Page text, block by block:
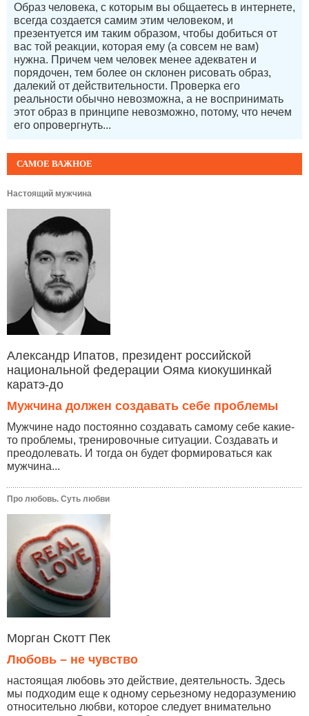
САМОЕ ВАЖНОЕ
Настоящий мужчина
Александр Ипатов, президент российской
национальной федерации Ояма киокушинкай
каратэ-до
Мужчина должен создавать себе проблемы
Мужчине надо постоянно создавать самому себе какие-
то проблемы, тренировочные ситуации. Создавать и
преодолевать. И тогда он будет формироваться как
мужчина...
Про любовь. Суть любви
Морган Скотт Пек
Любовь – не чувство
настоящая любовь это действие, деятельность. Здесь
мы подходим еще к одному серьезному недоразумению
относительно любви, которое следует внимательно
Образ человека, с которым вы общаетесь в интернете,
всегда создается самим этим человеком, и
презентуется им таким образом, чтобы добиться от
вас той реакции, которая ему (а совсем не вам)
нужна. Причем чем человек менее адекватен и
порядочен, тем более он склонен рисовать образ,
далекий от действительности. Проверка его
реальности обычно невозможна, а не воспринимать
этот образ в принципе невозможно, потому, что нечем
его опровергнуть...